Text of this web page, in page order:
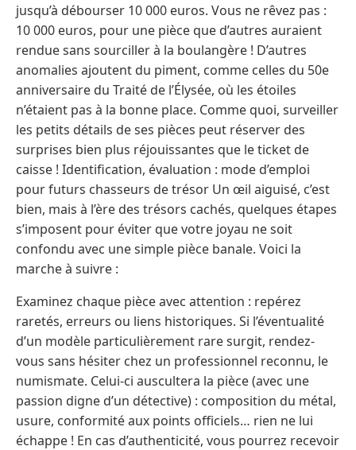
jusqu’à débourser 10 000 euros. Vous ne rêvez pas :
10 000 euros, pour une pièce que d’autres auraient
rendue sans sourciller à la boulangère ! D’autres
anomalies ajoutent du piment, comme celles du 50e
anniversaire du Traité de l’Élysée, où les étoiles
n’étaient pas à la bonne place. Comme quoi, surveiller
les petits détails de ses pièces peut réserver des
surprises bien plus réjouissantes que le ticket de
caisse ! Identification, évaluation : mode d’emploi
pour futurs chasseurs de trésor Un œil aiguisé, c’est
bien, mais à l’ère des trésors cachés, quelques étapes
s’imposent pour éviter que votre joyau ne soit
confondu avec une simple pièce banale. Voici la
marche à suivre :
Examinez chaque pièce avec attention : repérez
raretés, erreurs ou liens historiques. Si l’éventualité
d’un modèle particulièrement rare surgit, rendez-
vous sans hésiter chez un professionnel reconnu, le
numismate. Celui-ci auscultera la pièce (avec une
passion digne d’un détective) : composition du métal,
usure, conformité aux points officiels… rien ne lui
échappe ! En cas d’authenticité, vous pourrez recevoir